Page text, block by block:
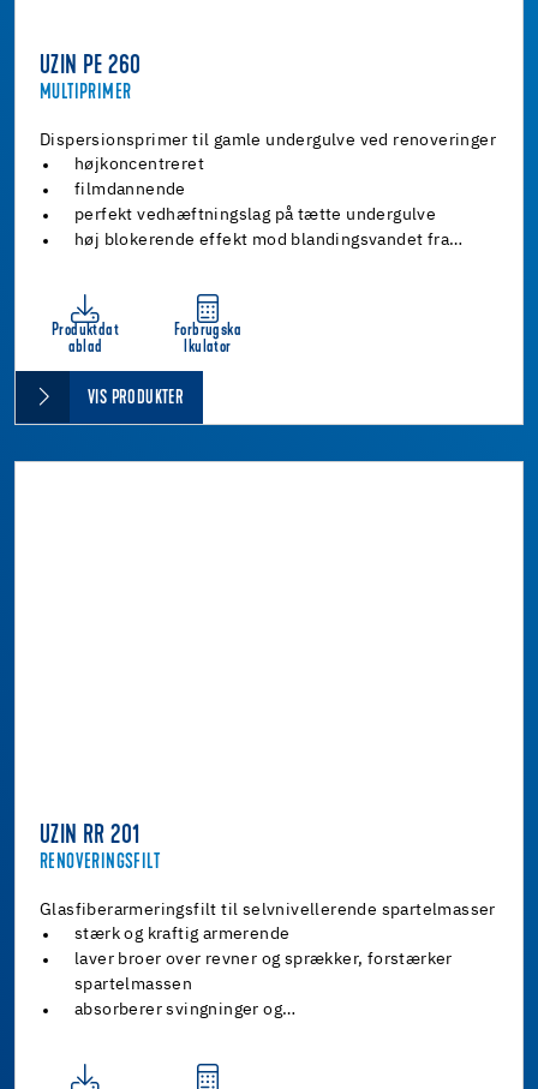
UZIN PE 260
MULTIPRIMER
Dispersionsprimer til gamle undergulve ved renoveringer
højkoncentreret
filmdannende
perfekt vedhæftningslag på tætte undergulve
høj blokerende effekt mod blandingsvandet fra…
Produktdat
ablad
Forbrugska
lkulator
VIS PRODUKTER
UZIN RR 201
RENOVERINGSFILT
Glasfiberarmeringsfilt til selvnivellerende spartelmasser
stærk og kraftig armerende
laver broer over revner og sprækker, forstærker
spartelmassen
absorberer svingninger og…